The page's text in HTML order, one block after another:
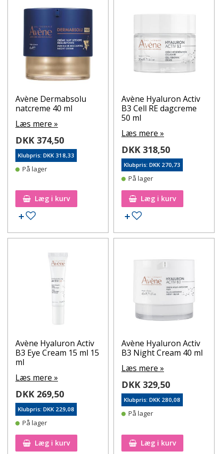
Avène Dermabsolu
natcreme 40 ml
Læs mere »
DKK 374,50
Klubpris: DKK 318,33
På lager
Læg i kurv
Tilføj til ønskeseddel
Avène Hyaluron Activ
B3 Cell RE dagcreme
50 ml
Læs mere »
DKK 318,50
Klubpris: DKK 270,73
På lager
Læg i kurv
Tilføj til ønskeseddel
Avène Hyaluron Activ
B3 Eye Cream 15 ml 15
ml
Læs mere »
DKK 269,50
Klubpris: DKK 229,08
På lager
Læg i kurv
Avène Hyaluron Activ
B3 Night Cream 40 ml
Læs mere »
DKK 329,50
Klubpris: DKK 280,08
På lager
Læg i kurv